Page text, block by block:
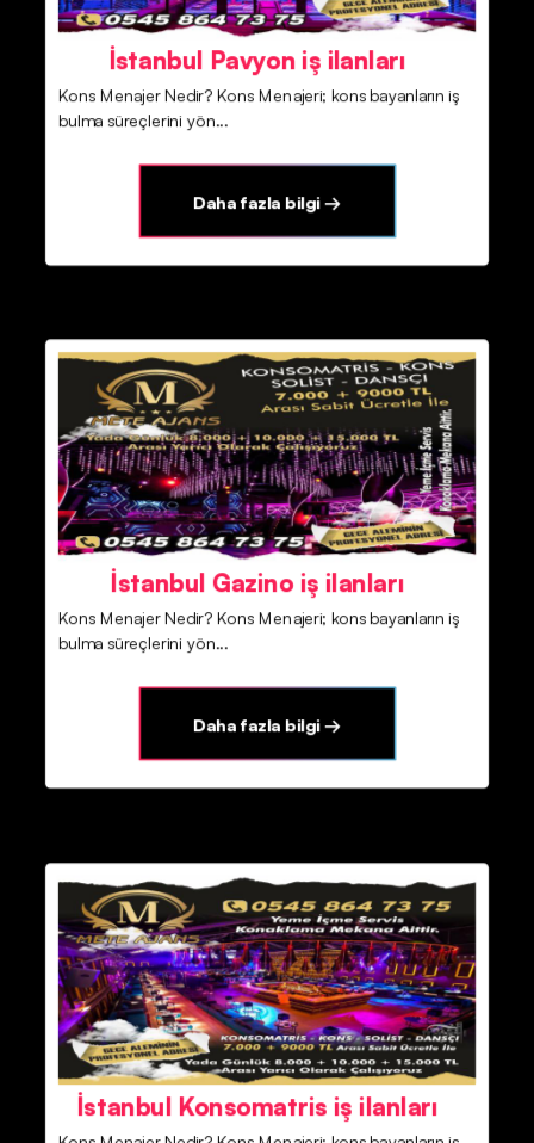
İstanbul Pavyon iş ilanları
Kons Menajer Nedir? Kons Menajeri; kons bayanların iş
bulma süreçlerini yön...
Daha fazla bilgi →
İstanbul Gazino iş ilanları
Kons Menajer Nedir? Kons Menajeri; kons bayanların iş
bulma süreçlerini yön...
Daha fazla bilgi →
İstanbul Konsomatris iş ilanları